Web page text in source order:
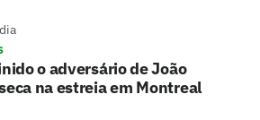
o adversário de João
na estreia em Montreal